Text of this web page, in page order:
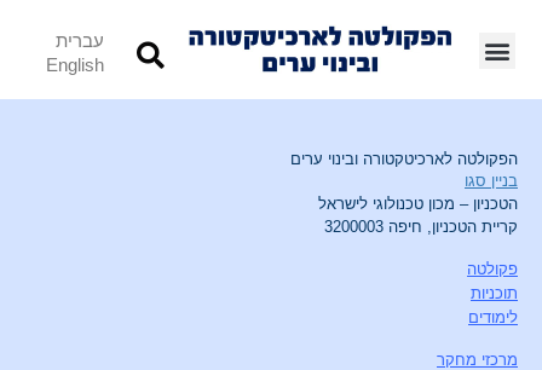
עברית
English
הפקולטה לארכיטקטורה ובינוי ערים
בניין סגו
הטכניון – מכון טכנולוגי לישראל
קריית הטכניון, חיפה 3200003
פקולטה
תוכניות
לימודים
מרכזי מחקר